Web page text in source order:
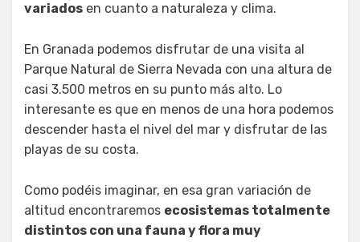
variados en cuanto a naturaleza y clima.
En Granada podemos disfrutar de una visita al
Parque Natural de Sierra Nevada con una altura de
casi 3.500 metros en su punto más alto. Lo
interesante es que en menos de una hora podemos
descender hasta el nivel del mar y disfrutar de las
playas de su costa.
Como podéis imaginar, en esa gran variación de
altitud encontraremos ecosistemas totalmente
distintos con una fauna y flora muy